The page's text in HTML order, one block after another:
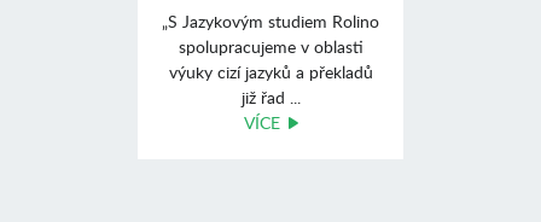
„S Jazykovým studiem Rolino
spolupracujeme v oblasti
výuky cizí jazyků a překladů
již řad ...
VÍCE